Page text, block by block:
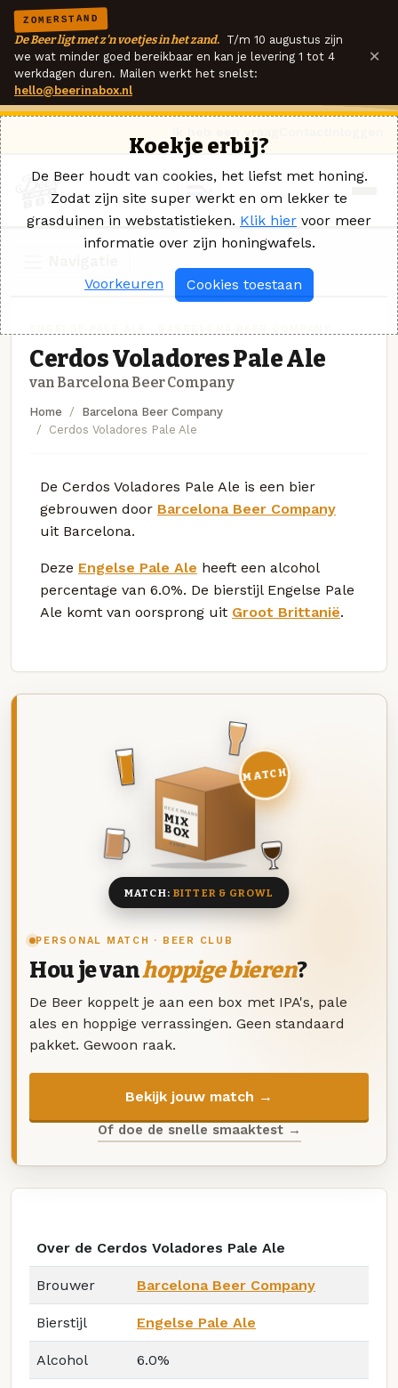
ZOMERSTAND
De Beer ligt met z'n voetjes in het zand. T/m 10 augustus zijn
we wat minder goed bereikbaar en kan je levering 1 tot 4
werkdagen duren. Mailen werkt het snelst:
hello@beerinabox.nl
×
Cerdos Voladores Pale Ale
van Barcelona Beer Company
Home
Barcelona Beer Company
Cerdos Voladores Pale Ale
De Cerdos Voladores Pale Ale is een bier
gebrouwen door Barcelona Beer Company
uit Barcelona.
Deze Engelse Pale Ale heeft een alcohol
percentage van 6.0%. De bierstijl Engelse Pale
Ale komt van oorsprong uit Groot Brittanië.
PERSONAL MATCH · BEER CLUB
Hou je vanhoppige bieren?
De Beer koppelt je aan een box met IPA's, pale
ales en hoppige verrassingen. Geen standaard
pakket. Gewoon raak.
Bekijk jouw match →
Of doe de snelle smaaktest →
DEZE MAAND
MIX
BOX
8 BIEREN
MATCH
MATCH: BITTER & GROWL
Over de Cerdos Voladores Pale Ale
Brouwer Barcelona Beer Company
Bierstijl Engelse Pale Ale
Alcohol 6.0%
Koekje erbij?
De Beer houdt van cookies, het liefst met honing.
Zodat zijn site super werkt en om lekker te
grasduinen in webstatistieken. Klik hier voor meer
informatie over zijn honingwafels.
Voorkeuren Cookies toestaan